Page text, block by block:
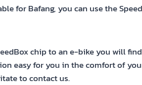
for Bafang, you can use the
chip to an e-bike you will
easy for you in the comfort of
to contact us.